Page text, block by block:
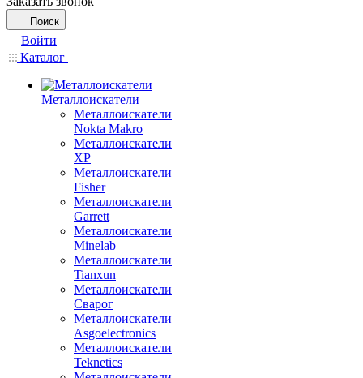
Поиск
Войти
Каталог
Металлоискатели
Металлоискатели
Nokta Makro
Металлоискатели
XP
Металлоискатели
Fisher
Металлоискатели
Garrett
Металлоискатели
Minelab
Металлоискатели
Tianxun
Металлоискатели
Сварог
Металлоискатели
Asgoelectronics
Металлоискатели
Teknetics